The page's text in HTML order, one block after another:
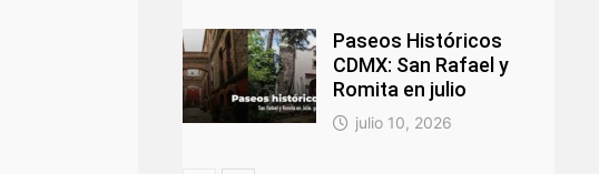
Paseos Históricos
CDMX: San Rafael y
Romita en julio
julio 10, 2026